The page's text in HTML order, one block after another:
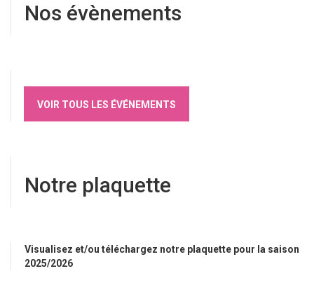
Nos évènements
VOIR TOUS LES ÉVÉNEMENTS
Notre plaquette
Visualisez et/ou téléchargez notre plaquette pour la saison
2025/2026